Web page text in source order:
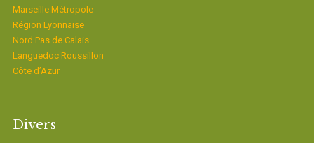
Marseille Métropole
Région Lyonnaise
Nord Pas de Calais
Languedoc Roussillon
Côte d’Azur
Divers